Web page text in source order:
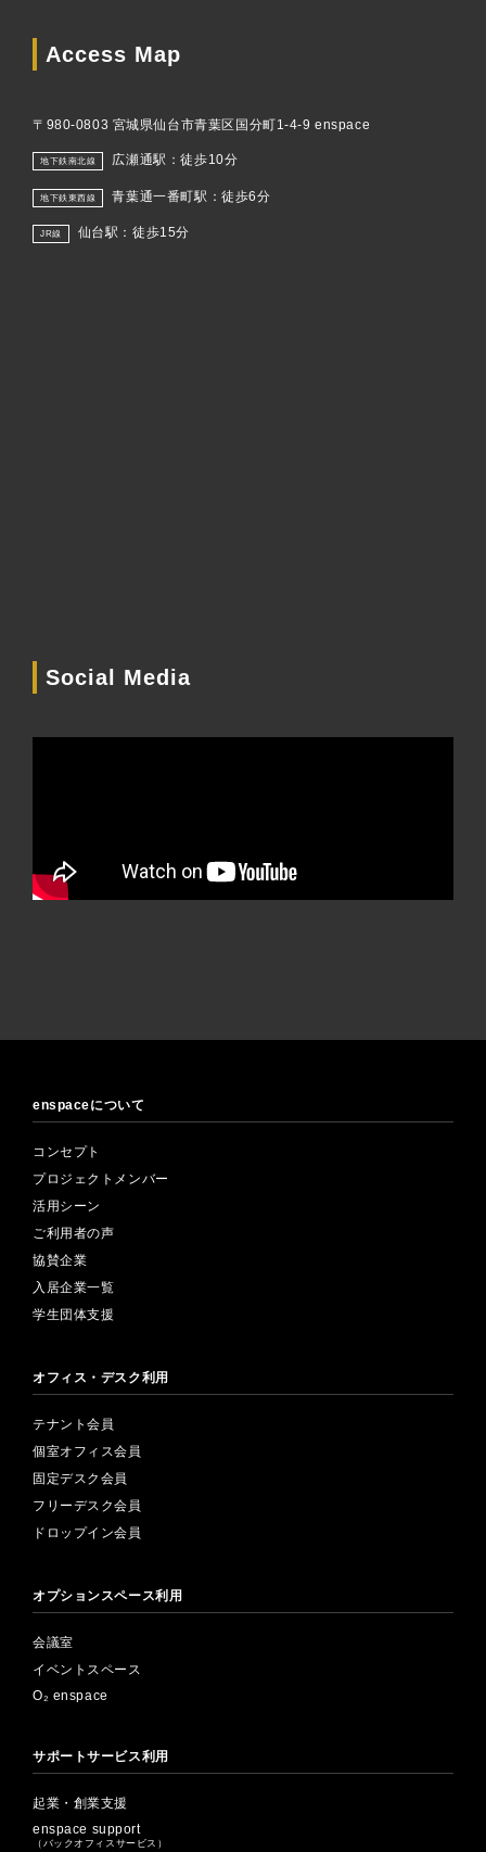
Access Map
〒980-0803 宮城県仙台市青葉区国分町1-4-9 enspace
地下鉄南北線 広瀬通駅：徒歩10分
地下鉄東西線 青葉通一番町駅：徒歩6分
JR線 仙台駅：徒歩15分
Social Media
enspaceについて
コンセプト
プロジェクトメンバー
活用シーン
ご利用者の声
協賛企業
入居企業一覧
学生団体支援
オフィス・デスク利用
テナント会員
個室オフィス会員
固定デスク会員
フリーデスク会員
ドロップイン会員
オプションスペース利用
会議室
イベントスペース
O₂ enspace
サポートサービス利用
起業・創業支援
enspace support
（バックオフィスサービス）